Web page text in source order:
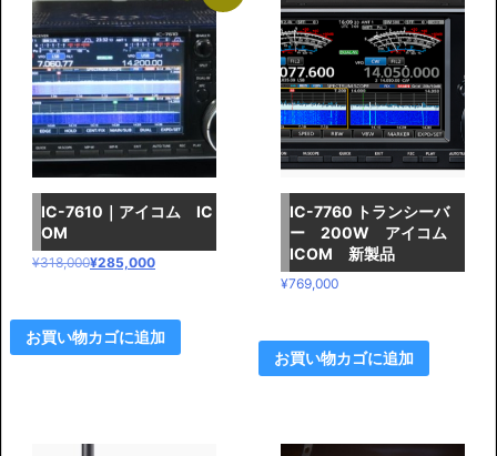
IC-7610｜アイコム IC
OM
¥318,000元
格
は
¥285,000現
価
格
お買い物カゴに追加
IC-7760 トランシーバ
ー 200W アイコム
ICOM 新製品
¥769,000
お買い物カゴに追加